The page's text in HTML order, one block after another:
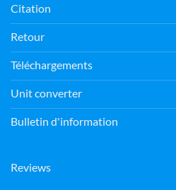
Citation
Retour
Téléchargements
Unit converter
Bulletin d'information
Reviews